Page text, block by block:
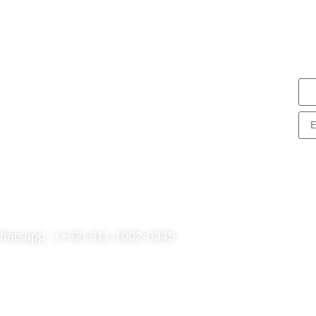
: (+62) 811-1002-0345